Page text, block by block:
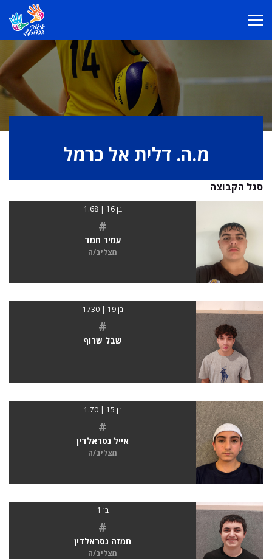
מ.ה. דלית אל כרמל
סגל הקבוצה
בן 16 | 1.68
#
עמיר חמד
מצליב/ה
בן 19 | 1730
#
שבל שרוף
בן 15 | 1.70
#
אייל נסראלדין
מצליב/ה
בן 1
#
חמזה נסראלדין
מצליב/ה